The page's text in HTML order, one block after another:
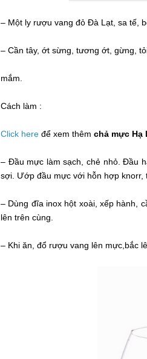
– Một ly rượu vang đỏ Đà Lạt, sa tế,
– Cần tây, ớt sừng, tương ớt, gừng,
mắm.
Cách làm :
Click here để xem thêm chả mực
– Đầu mực làm sạch, chẻ nhỏ. Đầu
sợi. Ướp đầu mực với hỗn hợp
– Dùng đĩa inox hột xoài, xếp hành,
lên trên cùng.
– Khi ăn, đổ rượu vang lên mực,bắc